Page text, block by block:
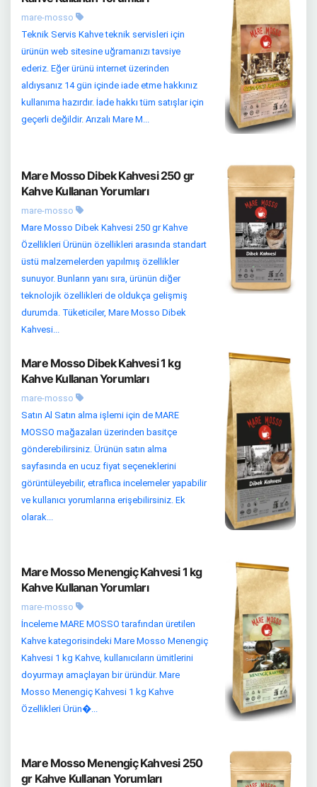
mare-mosso
Teknik Servis Kahve teknik servisleri için
ürünün web sitesine uğramanızı tavsiye
ederiz. Eğer ürünü internet üzerinden
aldıysanız 14 gün içinde iade etme hakkınız
kullanıma hazırdır. İade hakkı tüm satışlar için
geçerli değildir. Arızalı Mare M...
Mare Mosso Dibek Kahvesi 250 gr
Kahve Kullanan Yorumları
mare-mosso
Mare Mosso Dibek Kahvesi 250 gr Kahve
Özellikleri Ürünün özellikleri arasında standart
üstü malzemelerden yapılmış özellikler
sunuyor. Bunların yanı sıra, ürünün diğer
teknolojik özellikleri de oldukça gelişmiş
durumda. Tüketiciler, Mare Mosso Dibek
Kahvesi...
Mare Mosso Dibek Kahvesi 1 kg
Kahve Kullanan Yorumları
mare-mosso
Satın Al Satın alma işlemi için de MARE
MOSSO mağazaları üzerinden basitçe
gönderebilirsiniz. Ürünün satın alma
sayfasında en ucuz fiyat seçeneklerini
görüntüleyebilir, etraflıca incelemeler yapabilir
ve kullanıcı yorumlarına erişebilirsiniz. Ek
olarak...
Mare Mosso Menengiç Kahvesi 1 kg
Kahve Kullanan Yorumları
mare-mosso
İnceleme MARE MOSSO tarafından üretilen
Kahve kategorisindeki Mare Mosso Menengiç
Kahvesi 1 kg Kahve, kullanıcıların ümitlerini
doyurmayı amaçlayan bir üründür. Mare
Mosso Menengiç Kahvesi 1 kg Kahve
Özellikleri Ürün�...
Mare Mosso Menengiç Kahvesi 250
gr Kahve Kullanan Yorumları